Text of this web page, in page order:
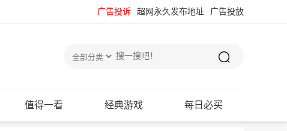
广告投放
超网永久发布地址
广告投诉
值得一看 经典游戏 每日必买